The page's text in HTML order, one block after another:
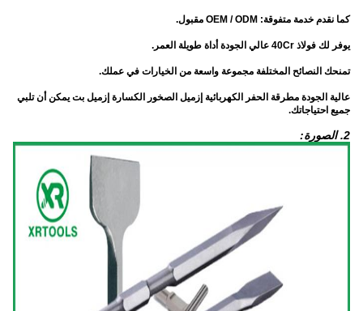
كما نقدم خدمة متفوقة: OEM / ODM مقبول.
يوفر لك فولاذ 40Cr عالي الجودة أداة طويلة العمر.
تمنحك النصائح المختلفة مجموعة واسعة من الخيارات في عملك.
عالية الجودة مطرقة الحفر الكهربائية إزميل الصخور الكسارة إزميل بت يمكن أن تلبي
جميع احتياجاتك.
2. الصورة: